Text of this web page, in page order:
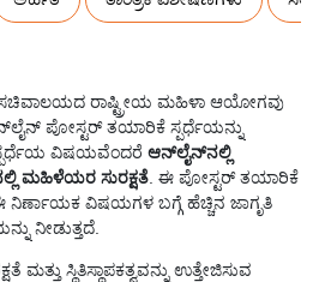
ಸಚಿವಾಲಯದ ರಾಷ್ಟ್ರೀಯ ಮಹಿಳಾ ಆಯೋಗವು
ಪೋಸ್ಟರ್ ತಯಾರಿಕೆ ಸ್ಪರ್ಧೆಯನ್ನು
ವಿಷಯವೆಂದರೆ ಆನ್‌ಲೈನ್‌ನಲ್ಲಿ
ಮಹಿಳೆಯರ ಸುರಕ್ಷತೆ. ಈ ಪೋಸ್ಟರ್ ತಯಾರಿಕೆ
ವಿಷಯಗಳ ಬಗ್ಗೆ ಹೆಚ್ಚಿನ ಜಾಗೃತಿ
ನೀಡುತ್ತದೆ.
ಮತ್ತು ಸ್ಥಿತಿಸ್ಥಾಪಕತ್ವವನ್ನು ಉತ್ತೇಜಿಸುವ